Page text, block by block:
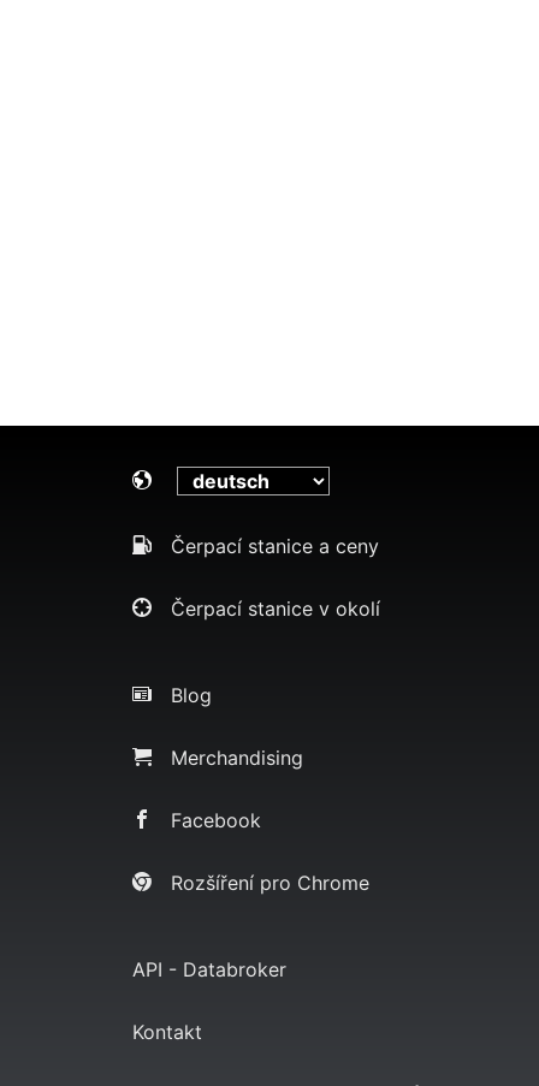
Čerpací stanice a ceny
Čerpací stanice v okolí
Blog
Merchandising
Facebook
Rozšíření pro Chrome
API - Databroker
Kontakt